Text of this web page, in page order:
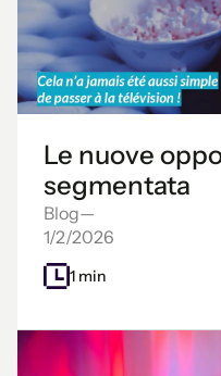
Le nuove
segmentata
Blog—
1/2/2026
1 min